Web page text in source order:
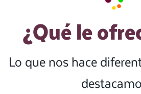
¿Qué le
Lo que nos hace